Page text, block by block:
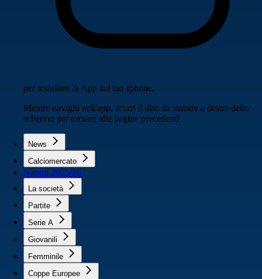
per installare la App sul tuo Iphone.
Mentre navighi nell'app, scorri il dito da sinistra a destra dello
schermo per tornare alle pagine precedenti
News
Calciomercato
Napoli 2025/26
La società
Partite
Serie A
Giovanili
Femminile
Coppe Europee